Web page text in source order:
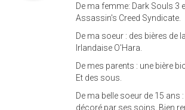
De ma femme: Dark Souls 3
Assassin's Creed Syndicate.
De ma soeur : des bières de
Irlandaise O'Hara.
De mes parents : une bière
Et des sous.
De ma belle soeur de 15 ans
décoré par ses soins. Bien